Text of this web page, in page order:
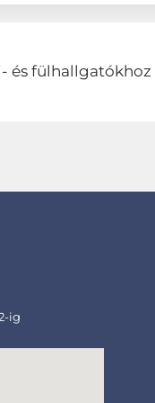
és fülhallgatókhoz
ig